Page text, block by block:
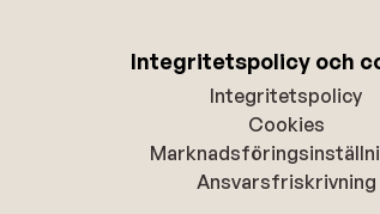
Integritetspolicy och
Integritetspolicy
Cookies
Ansvarsfriskrivning